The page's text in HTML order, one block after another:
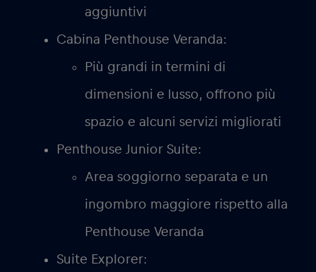
aggiuntivi
Cabina Penthouse Veranda:
Più grandi in termini di
dimensioni e lusso, offrono più
spazio e alcuni servizi migliorati
Penthouse Junior Suite:
Area soggiorno separata e un
ingombro maggiore rispetto alla
Penthouse Veranda
Suite Explorer: